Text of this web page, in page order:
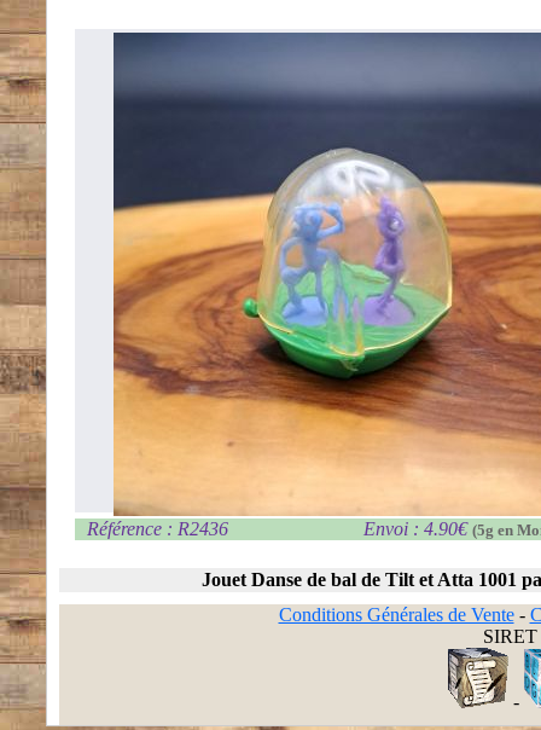
Référence : R2436 Envoi : 4.90€ (5g en
Jouet Danse de bal de Tilt et Atta 1001
Conditions Générales de Vente-
SIRET
-